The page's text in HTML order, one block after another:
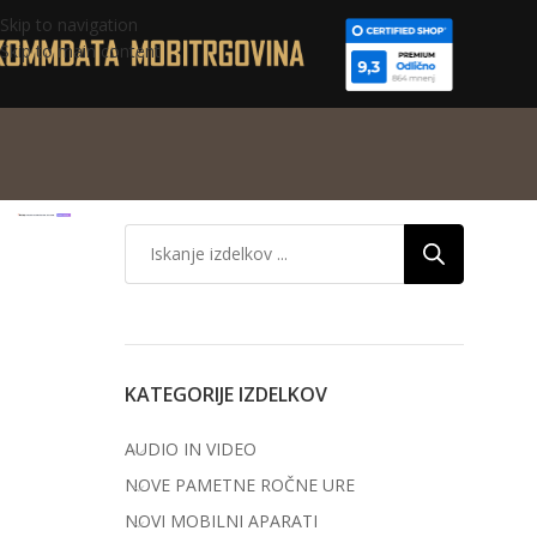
Skip to navigation
Skip to main content
KATEGORIJE IZDELKOV
AUDIO IN VIDEO
NOVE PAMETNE ROČNE URE
NOVI MOBILNI APARATI